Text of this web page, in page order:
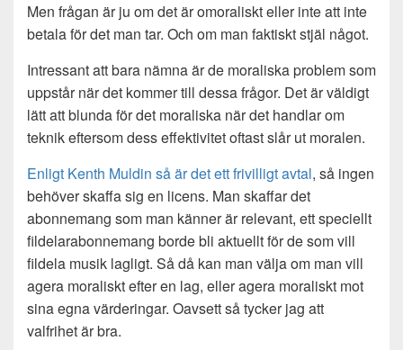
Men frågan är ju om det är omoraliskt eller inte att inte
betala för det man tar. Och om man faktiskt stjäl något.
Intressant att bara nämna är de moraliska problem som
uppstår när det kommer till dessa frågor. Det är väldigt
lätt att blunda för det moraliska när det handlar om
teknik eftersom dess effektivitet oftast slår ut moralen.
Enligt Kenth Muldin så är det ett frivilligt avtal, så ingen
behöver skaffa sig en licens. Man skaffar det
abonnemang som man känner är relevant, ett speciellt
fildelarabonnemang borde bli aktuellt för de som vill
fildela musik lagligt. Så då kan man välja om man vill
agera moraliskt efter en lag, eller agera moraliskt mot
sina egna värderingar. Oavsett så tycker jag att
valfrihet är bra.